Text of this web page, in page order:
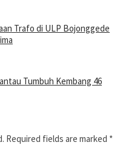
Trafo di ULP Bojonggede
Tumbuh Kembang 46
Required fields are marked *